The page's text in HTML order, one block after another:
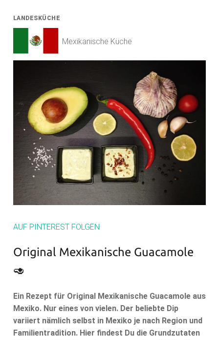
LANDESKÜCHE
Mexikanische Küche
AUF PINTEREST FOLGEN
Original Mexikanische Guacamole
🥑
Ein Rezept für Original Mexikanische Guacamole aus
Mexiko. Nur eines von vielen. Der beliebte Dip
variiert nämlich selbst in Mexiko je nach Region und
Familientradition. Hier findest Du die Grundzutaten